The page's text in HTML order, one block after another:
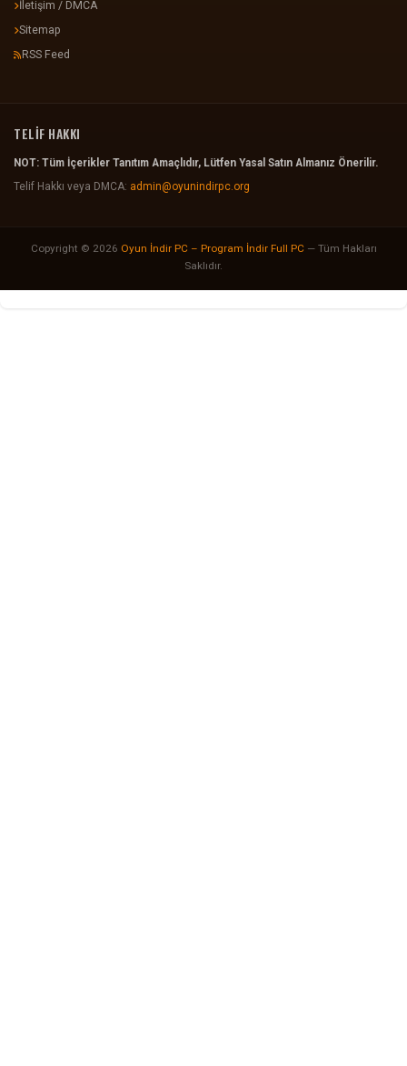
İletişim / DMCA
Sitemap
RSS Feed
TELİF HAKKI
NOT: Tüm İçerikler Tanıtım Amaçlıdır, Lütfen Yasal Satın Almanız Önerilir.
Telif Hakkı veya DMCA: admin@oyunindirpc.org
Copyright © 2026 Oyun İndir PC – Program İndir Full PC — Tüm Hakları
Saklıdır.